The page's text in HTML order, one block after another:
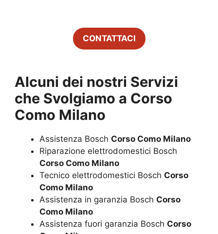
CONTATTACI
Alcuni dei nostri Servizi
che Svolgiamo a Corso
Como Milano
Assistenza Bosch Corso Como Milano
Riparazione elettrodomestici Bosch
Corso Como Milano
Tecnico elettrodomestici Bosch Corso
Como Milano
Assistenza in garanzia Bosch Corso
Como Milano
Assistenza fuori garanzia Bosch Corso